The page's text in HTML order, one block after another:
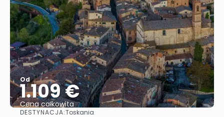
Od
1.109 €
Cena całkowita
DESTYNACJA:Toskania